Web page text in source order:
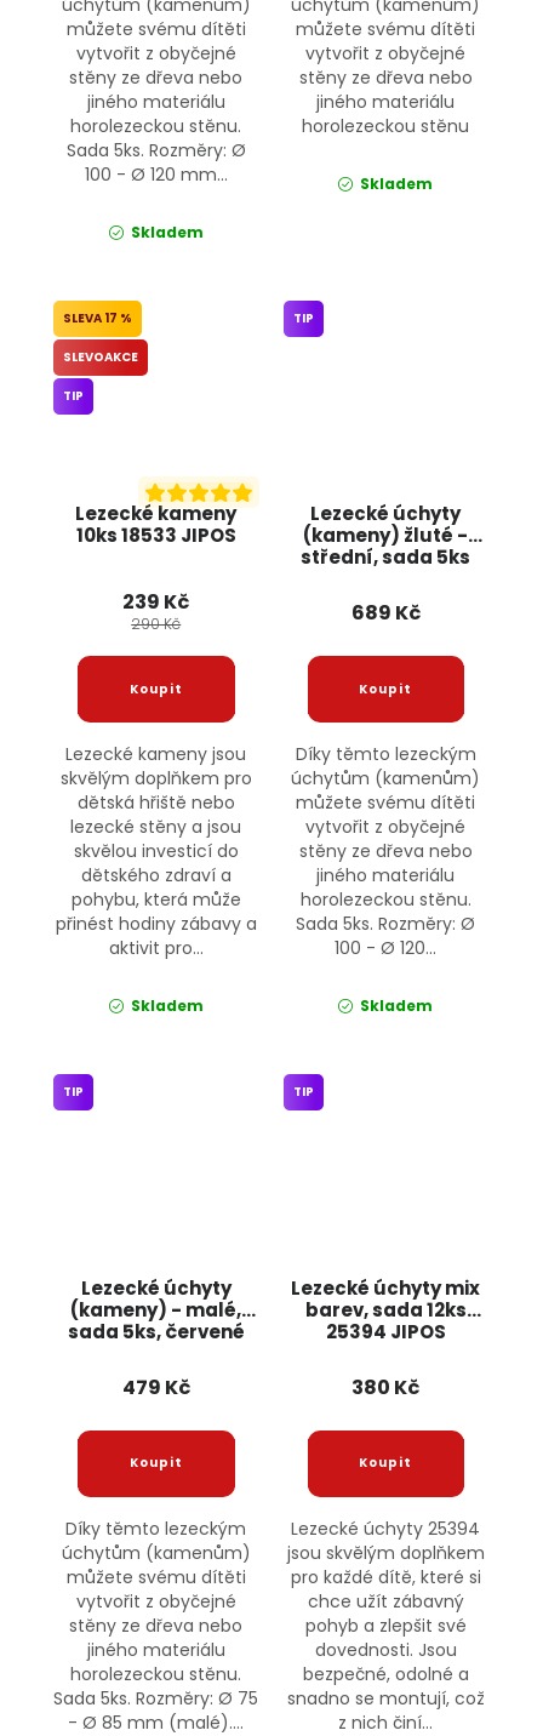
můžete svému dítěti
vytvořit z obyčejné
stěny ze dřeva nebo
jiného materiálu
horolezeckou stěnu.
Sada 5ks. Rozměry: Ø
100 - Ø 120 mm...
Skladem
můžete svému dítěti
vytvořit z obyčejné
stěny ze dřeva nebo
jiného materiálu
horolezeckou stěnu
Skladem
Lezecké kameny
10ks 18533 JIPOS
17 %
SLEVOAKCE
TIP
239 Kč
290 Kč
Lezecké kameny jsou
skvělým doplňkem pro
dětská hřiště nebo
lezecké stěny a jsou
skvělou investicí do
dětského zdraví a
pohybu, která může
přinést hodiny zábavy a
aktivit pro...
Skladem
Lezecké úchyty
(kameny) žluté -
střední, sada 5ks
TIP
689 Kč
Díky těmto lezeckým
úchytům (kamenům)
můžete svému dítěti
vytvořit z obyčejné
stěny ze dřeva nebo
jiného materiálu
horolezeckou stěnu.
Sada 5ks. Rozměry: Ø
100 - Ø 120...
Skladem
Lezecké úchyty
(kameny) - malé,
sada 5ks, červené
TIP
479 Kč
Díky těmto lezeckým
úchytům (kamenům)
můžete svému dítěti
vytvořit z obyčejné
stěny ze dřeva nebo
jiného materiálu
horolezeckou stěnu.
Sada 5ks. Rozměry: Ø 75
- Ø 85 mm (malé)....
Lezecké úchyty mix
barev, sada 12ks
25394 JIPOS
TIP
380 Kč
Lezecké úchyty 25394
jsou skvělým doplňkem
pro každé dítě, které si
chce užít zábavný
pohyb a zlepšit své
dovednosti. Jsou
bezpečné, odolné a
snadno se montují, což
z nich činí...